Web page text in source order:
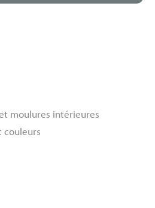
moulures intérieures
couleurs